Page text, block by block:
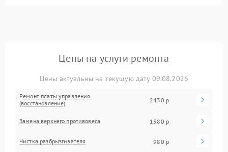
Цены на услуги ремонта
Цены актуальны на текущую дату 09.08.2026
Ремонт платы управления
(восстановление)
2430 р
Замена верхнего противовеса 1580 р
Чистка разбрызгивателя 980 р